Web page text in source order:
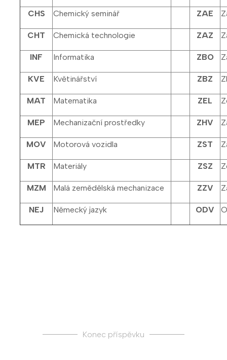
CHS Chemický seminář ZAE
CHT Chemická technologie ZAZ
INF Informatika ZBO
KVE Květinářství ZBZ
MAT Matematika ZEL
MEP Mechanizační prostředky ZHV
MOV Motorová vozidla ZST
MTR Materiály ZSZ
MZM Malá zemědělská mechanizace ZZV
NEJ Německý jazyk ODV
Konec příspěvku